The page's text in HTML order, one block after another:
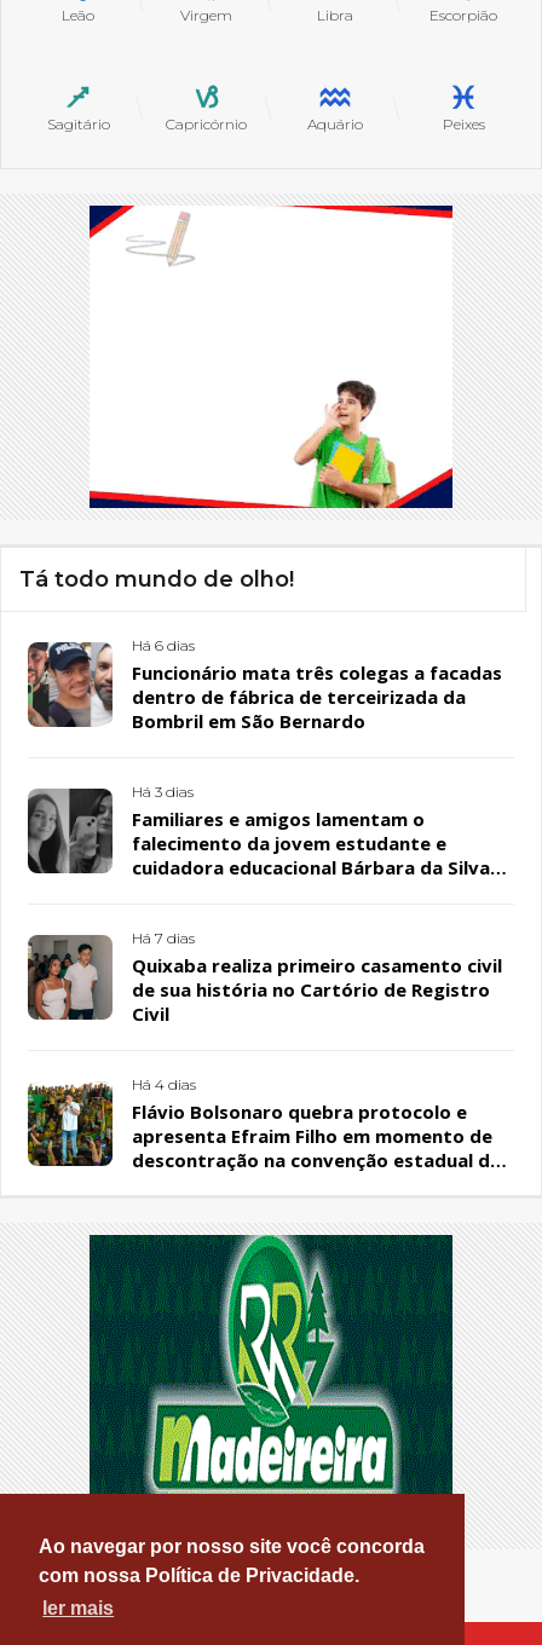
Ao navegar por nosso site você concorda
com nossa Política de Privacidade.
ler mais
Leão Virgem Libra Escorpião
Sagitário Capricórnio Aquário Peixes
Tá todo mundo de olho!
Há 6 dias
Funcionário mata três colegas a facadas
dentro de fábrica de terceirizada da
Bombril em São Bernardo
Há 3 dias
Familiares e amigos lamentam o
falecimento da jovem estudante e
cuidadora educacional Bárbara da Silva
Há 7 dias
Quixaba realiza primeiro casamento civil
de sua história no Cartório de Registro
Civil
Há 4 dias
Flávio Bolsonaro quebra protocolo e
apresenta Efraim Filho em momento de
descontração na convenção estadual do